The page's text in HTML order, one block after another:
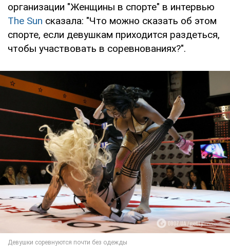
организации "Женщины в спорте" в интервью
The Sun сказала: "Что можно сказать об этом
спорте, если девушкам приходится раздеться,
чтобы участвовать в соревнованиях?".